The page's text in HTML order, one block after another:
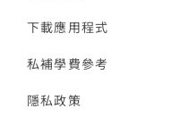
下載應用程式
私補學費參考
隱私政策